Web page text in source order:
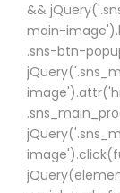
&&
main-
.sns-btn-